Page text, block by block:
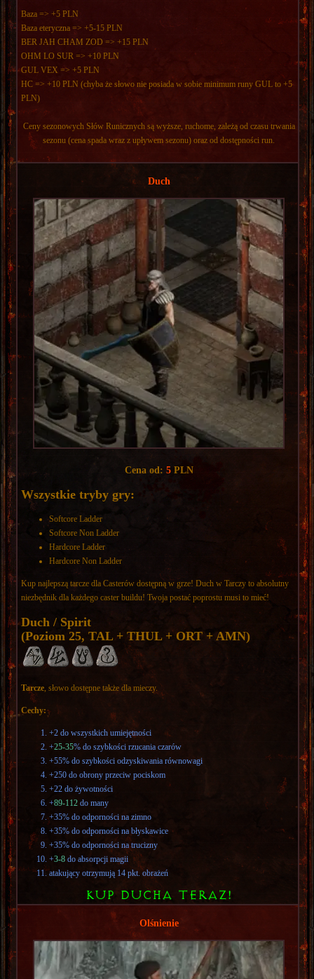
Baza => +5 PLN
Baza eteryczna => +5-15 PLN
BER JAH CHAM ZOD => +15 PLN
OHM LO SUR => +10 PLN
GUL VEX => +5 PLN
HC => +10 PLN (chyba że słowo nie posiada w sobie minimum runy GUL to +5
PLN)
Ceny sezonowych Słów Runicznych są wyższe, ruchome, zależą od czasu trwania
sezonu (cena spada wraz z upływem sezonu) oraz od dostępności run.
Duch
Cena od: 5PLN
Wszystkie tryby gry:
Softcore Ladder
Softcore Non Ladder
Hardcore Ladder
Hardcore Non Ladder
Kup najlepszą tarcze dla Casterów dostępną w grze! Duch w Tarczy to absolutny
niezbędnik dla każdego caster buildu! Twoja postać poprostu musi to mieć!
Duch / Spirit
(Poziom 25, TAL + THUL + ORT + AMN)
Tarcze, słowo dostępne także dla mieczy.
Cechy:
+2 do wszystkich umiejętności
+25-35% do szybkości rzucania czarów
+55% do szybkości odzyskiwania równowagi
+250 do obrony przeciw pociskom
+22 do żywotności
+89-112do many
+35% do odporności na zimno
+35% do odporności na błyskawice
+35% do odporności na trucizny
+3-8do absorpcji magii
atakujący otrzymują 14 pkt. obrażeń
KUP DUCHA TERAZ!
Olśnienie